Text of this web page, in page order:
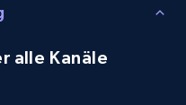
Jetzt anfangen
alle Kanäle